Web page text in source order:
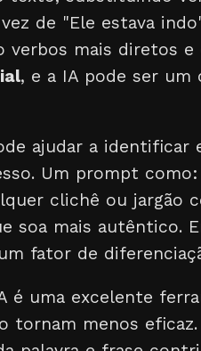
de "Ele estava
verbos mais diretos
, e a IA pode ser
ajudar a
Um prompt
clichê ou jargão
soa mais autêntico.
fator de
é uma excelente
tornam menos